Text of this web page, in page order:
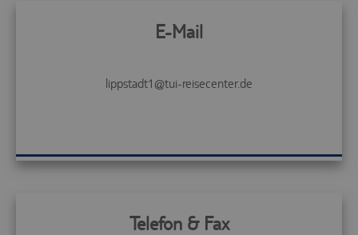
E-Mail
lippstadt1@tui-reisecenter.de
Telefon & Fax